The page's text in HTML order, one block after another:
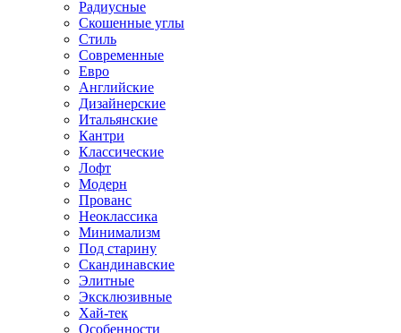
Радиусные
Скошенные углы
Стиль
Современные
Евро
Английские
Дизайнерские
Итальянские
Кантри
Классические
Лофт
Модерн
Прованс
Неоклассика
Минимализм
Под старину
Скандинавские
Элитные
Эксклюзивные
Хай-тек
Особенности